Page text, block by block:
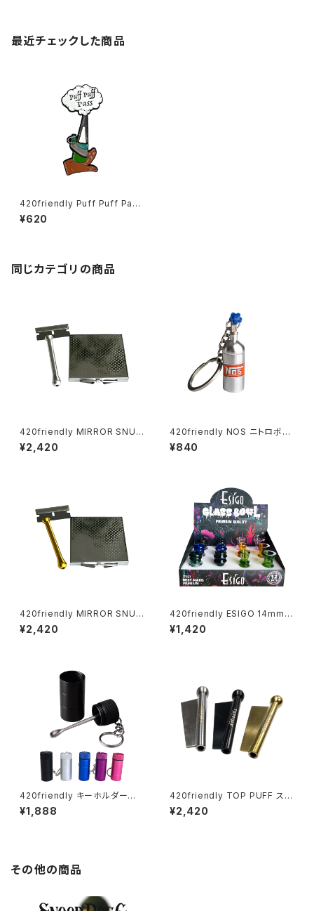
最近チェックした商品
420friendly Puff Puff Pass
ピンバッジ
¥620
同じカテゴリの商品
420friendly MIRROR SNUF
F KIT (ミラースナッフキット)
¥2,420
420friendly NOS ニトロボン
ベ型 キーホルダー(収納ケース)
¥840
420friendly MIRROR SNUF
F KIT (ミラースナッフキット)
¥2,420
420friendly ESIGO 14mmガ
ラスボウル(火皿) Phoenix As
h Catcher
¥1,420
420friendly キーホルダー型
アルミ製伸縮スプーン
¥1,888
420friendly TOP PUFF スニ
ッフィング チューブ・ヘラ付き
¥2,420
その他の商品